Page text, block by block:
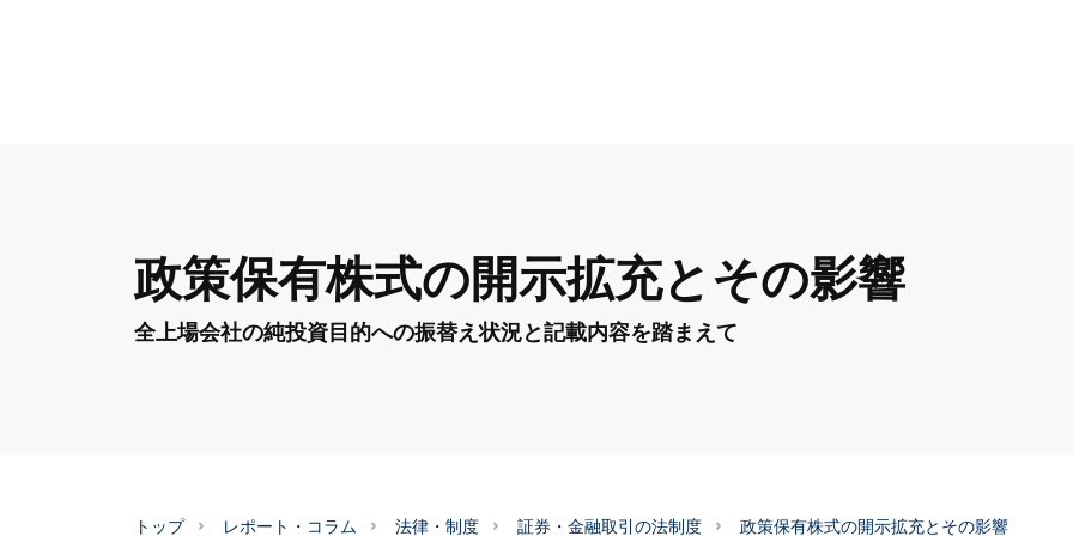
政策保有株式の開示拡充とその影響
全上場会社の純投資目的への振替え状況と記載内容を踏まえて
トップ レポート・コラム 法律・制度 証券・金融取引の法制度 政策保有株式の開示拡充とその影響